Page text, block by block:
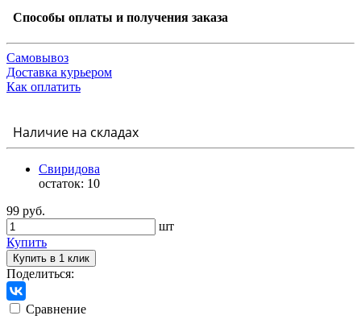
Способы оплаты и получения заказа
Самовывоз
Доставка курьером
Как оплатить
Наличие на складах
Свиридова
остаток: 10
99 руб.
шт
Купить
Купить в 1 клик
Поделиться:
Сравнение